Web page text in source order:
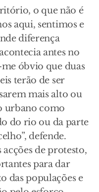
o que não é
aqui, sentimos e
diferença
antes no
óbvio que duas
terão de ser
mais alto ou
urbano como
do rio ou da parte
defende.
acções de protesto,
para dar
das populações e